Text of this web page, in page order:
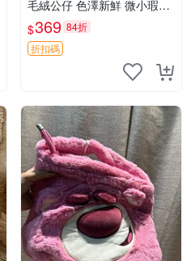
毛絨公仔 色澤新鮮 微小瑕疵
可收藏 中古 安撫熊 條紋公仔
$369 84折
折扣碼